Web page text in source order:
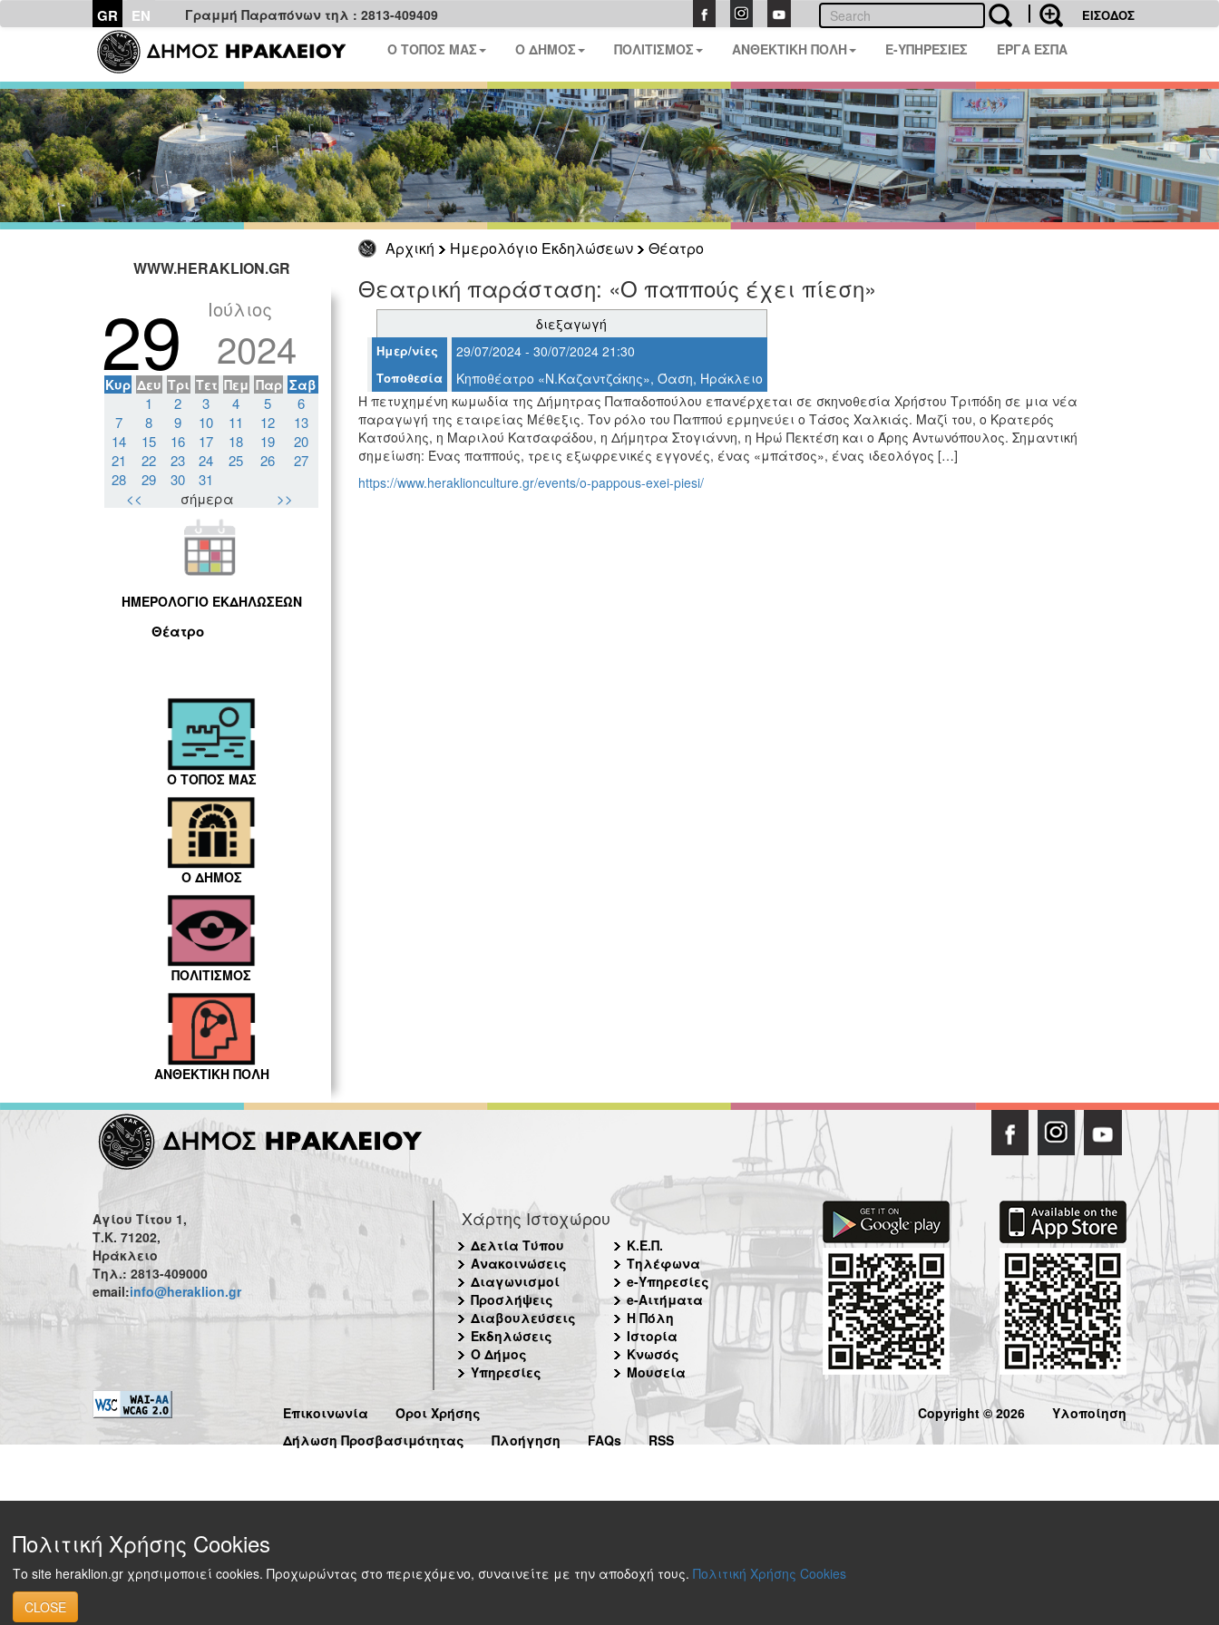
GR EN Γραμμή Παραπόνων τηλ : 2813-409409 ΕΙΣΟΔΟΣ
Ο ΤΟΠΟΣ ΜΑΣ Ο ΔΗΜΟΣ ΠΟΛΙΤΙΣΜΟΣ ΑΝΘΕΚΤΙΚΗ ΠΟΛΗ E-ΥΠΗΡΕΣΙΕΣ ΕΡΓΑ ΕΣΠΑ
Αρχική Ημερολόγιο Εκδηλώσεων
Θέατρο
WWW.HERAKLION.GR
29 Ιούλιος
2024
Κυρ Δευ Τρι Τετ Πεμ Παρ Σαβ
1 2 3 4 5
6
7
8 9 10 11 12
13
14
15 16 17 18 19
20
21
22 23 24 25 26
27
28
29 30
31
<<
σήμερα >>
ΗΜΕΡΟΛΟΓΙΟ ΕΚΔΗΛΩΣΕΩΝ
Θέατρο
Ο ΤΟΠΟΣ ΜΑΣ
Ο ΔΗΜΟΣ
ΠΟΛΙΤΙΣΜΟΣ
ΑΝΘΕΚΤΙΚΗ ΠΟΛΗ
Θεατρική παράσταση: «Ο παππούς έχει πίεση»
διεξαγωγή
Ημερ/νίες 29/07/2024 - 30/07/2024 21:30
Τοποθεσία
Κηποθέατρο «Ν.Καζαντζάκης», Όαση, Ηράκλειο
Η πετυχημένη κωμωδία της Δήμητρας Παπαδοπούλου επανέρχεται σε σκηνοθεσία Χρήστου Τριπόδη σε μια νέα
παραγωγή της εταιρείας Μέθεξις. Τον ρόλο του Παππού ερμηνεύει ο Τάσος Χαλκιάς. Μαζί του, ο Κρατερός
Κατσούλης, η Μαριλού Κατσαφάδου, η Δήμητρα Στογιάννη, η Ηρώ Πεκτέση και ο Άρης Αντωνόπουλος. Σημαντική
σημείωση: Ένας παππούς, τρεις εξωφρενικές εγγονές, ένας «μπάτσος», ένας ιδεολόγος […]
https://www.heraklionculture.gr/events/o-pappous-exei-piesi/
Αγίου Τίτου 1,
Τ.Κ. 71202,
Ηράκλειο
Τηλ.: 2813-409000
email:info@heraklion.gr
Χάρτης Ιστοχώρου
Δελτία Τύπου
Ανακοινώσεις
Διαγωνισμοί
Προσλήψεις
Διαβουλεύσεις
Εκδηλώσεις
Ο Δήμος
Υπηρεσίες
Κ.Ε.Π.
Τηλέφωνα
e-Υπηρεσίες
e-Αιτήματα
Η Πόλη
Ιστορία
Κνωσός
Μουσεία
Επικοινωνία
Όροι Χρήσης
Δήλωση Προσβασιμότητας
Πλοήγηση FAQs RSS
Copyright © 2026 Υλοποίηση
Πολιτική Χρήσης Cookies
Το site heraklion.gr χρησιμοποιεί cookies. Προχωρώντας στο περιεχόμενο, συναινείτε με την αποδοχή τους. Πολιτική Χρήσης Cookies
CLOSE